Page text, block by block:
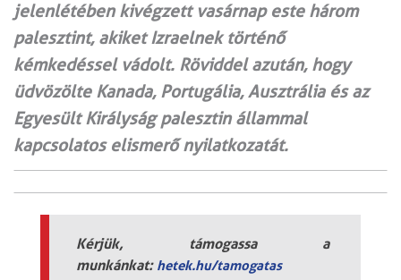
jelenlétében kivégzett vasárnap este három
palesztint, akiket Izraelnek történő
kémkedéssel vádolt. Röviddel azután, hogy
üdvözölte Kanada, Portugália, Ausztrália és az
Egyesült Királyság palesztin állammal
kapcsolatos elismerő nyilatkozatát.
Kérjük, támogassa a
munkánkat: hetek.hu/tamogatas